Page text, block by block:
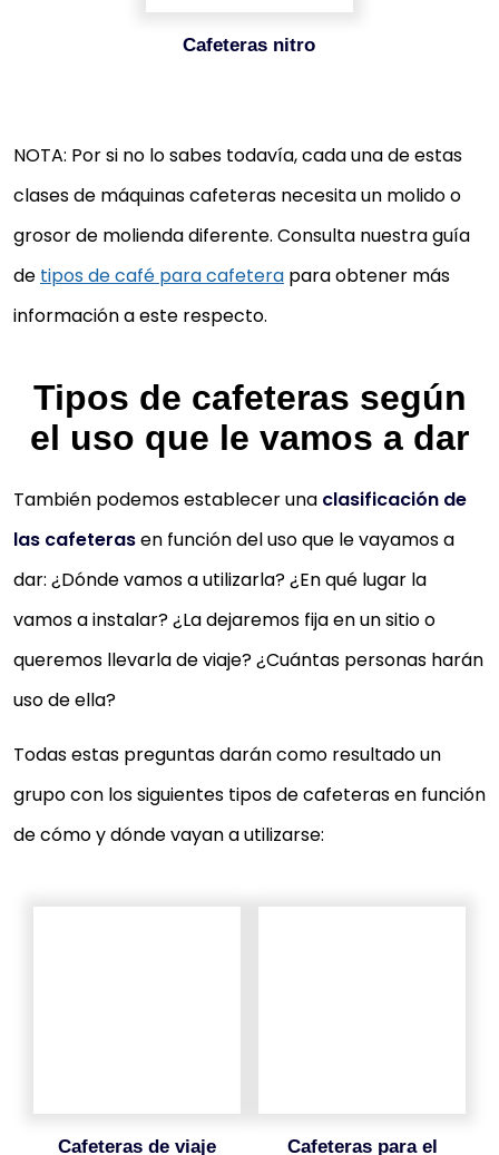
cafeteras nitro
NOTA: Por si no lo sabes todavía, cada una de estas
clases de máquinas cafeteras necesita un molido o
grosor de molienda diferente. Consulta nuestra guía
de tipos de café para cafetera para obtener más
información a este respecto.
Tipos de cafeteras según
el uso que le vamos a dar
También podemos establecer una clasificación de
las cafeterasen función del uso que le vayamos a
dar: ¿Dónde vamos a utilizarla? ¿En qué lugar la
vamos a instalar? ¿La dejaremos fija en un sitio o
queremos llevarla de viaje? ¿Cuántas personas harán
uso de ella?
Todas estas preguntas darán como resultado un
grupo con los siguientes tipos de cafeteras en función
de cómo y dónde vayan a utilizarse:
cafeteras de viaje cafeteras para el